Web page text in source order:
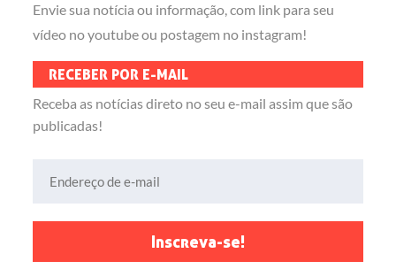
Envie sua notícia ou informação, com link para seu
vídeo no youtube ou postagem no instagram!
RECEBER POR E-MAIL
Receba as notícias direto no seu e-mail assim que são
publicadas!
Inscreva-se!